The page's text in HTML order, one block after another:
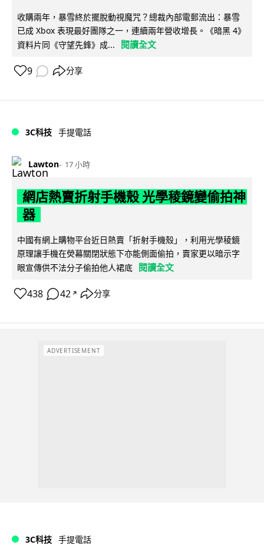
收購兩年，暴雪終於擺脫動視魔咒？總裁內部電郵流出：暴雪
已成 Xbox 表現最好團隊之一，連續兩年營收增長。《暗黑 4》
資料片同《守望先鋒》成...
閱讀全文
9 分享
3C科技 手提電話
Lawton 17 小時
網店熱賣折射手機殼 光學稜鏡變偷拍神
器
中國有網上購物平台近日熱賣「折射手機殼」，利用光學稜鏡
原理讓手機在熒幕關閉狀態下亦能側面偷拍，賣家更以暗示字
眼宣傳供不法分子偷拍他人裙底 閱讀全文
438 42 ↗ 分享
ADVERTISEMENT
3C科技 手提電話